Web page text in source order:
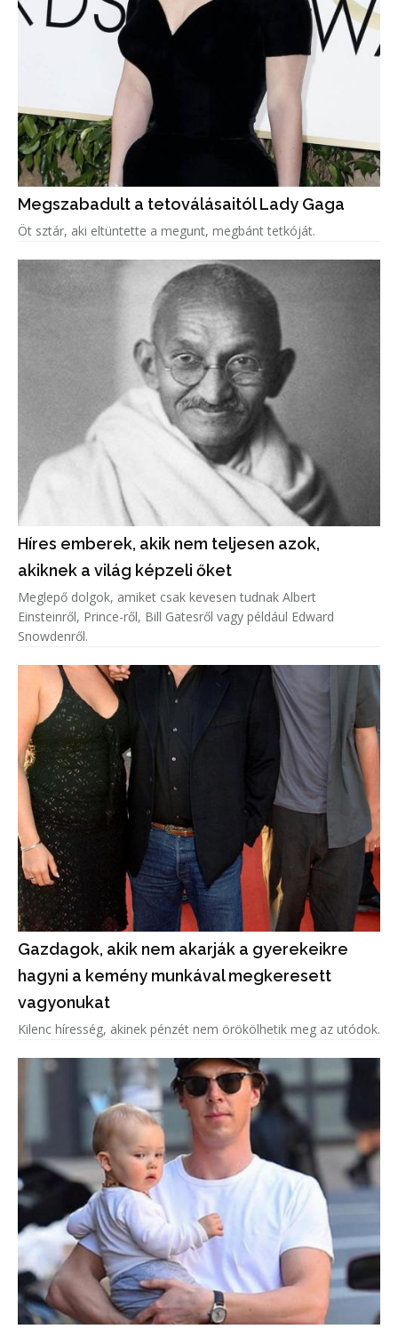
Megszabadult a tetoválásaitól Lady Gaga
Öt sztár, aki eltüntette a megunt, megbánt tetkóját.
Híres emberek, akik nem teljesen azok,
akiknek a világ képzeli őket
Meglepő dolgok, amiket csak kevesen tudnak Albert
Einsteinről, Prince-ről, Bill Gatesről vagy például Edward
Snowdenről.
Gazdagok, akik nem akarják a gyerekeikre
hagyni a kemény munkával megkeresett
vagyonukat
Kilenc híresség, akinek pénzét nem örökölhetik meg az utódok.